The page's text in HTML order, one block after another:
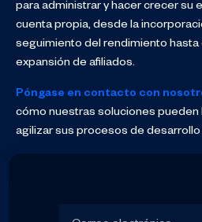
para administrar y hacer crecer su
cuenta propia, desde la
seguimiento del rendimiento hasta
expansión de afiliados.
Póngase en contacto con
cómo nuestras soluciones pueden
agilizar sus procesos de